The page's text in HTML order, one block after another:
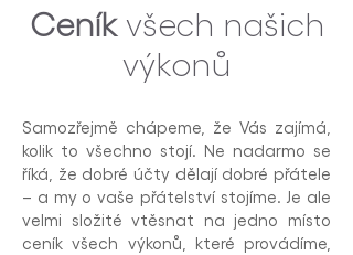
Ceníkvšech našich
výkonů
Samozřejmě chápeme, že Vás zajímá,
kolik to všechno stojí. Ne nadarmo se
říká, že dobré účty dělají dobré přátele
– a my o vaše přátelství stojíme. Je ale
velmi složité vtěsnat na jedno místo
ceník všech výkonů, které provádíme,